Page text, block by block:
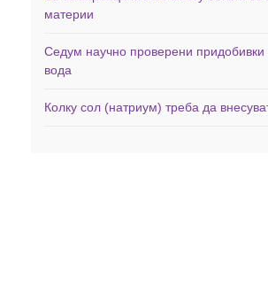
материи
Седум научно проверени
вода
Колку сол (натриум) треба да